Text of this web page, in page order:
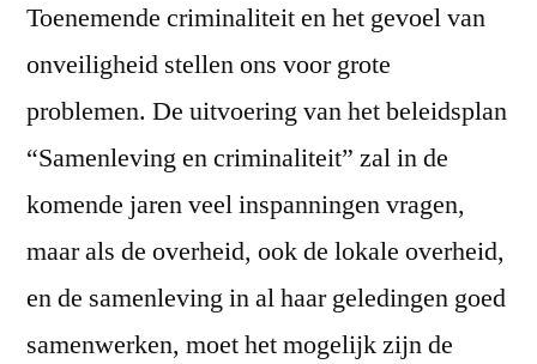
Toenemende criminaliteit en het gevoel van
onveiligheid stellen ons voor grote
problemen. De uitvoering van het beleidsplan
“Samenleving en criminaliteit” zal in de
komende jaren veel inspanningen vragen,
maar als de overheid, ook de lokale overheid,
en de samenleving in al haar geledingen goed
samenwerken, moet het mogelijk zijn de